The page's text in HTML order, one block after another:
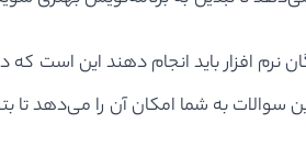
افزار باید انجام دهند این است که
به شما امکان آن را می‌دهد تا